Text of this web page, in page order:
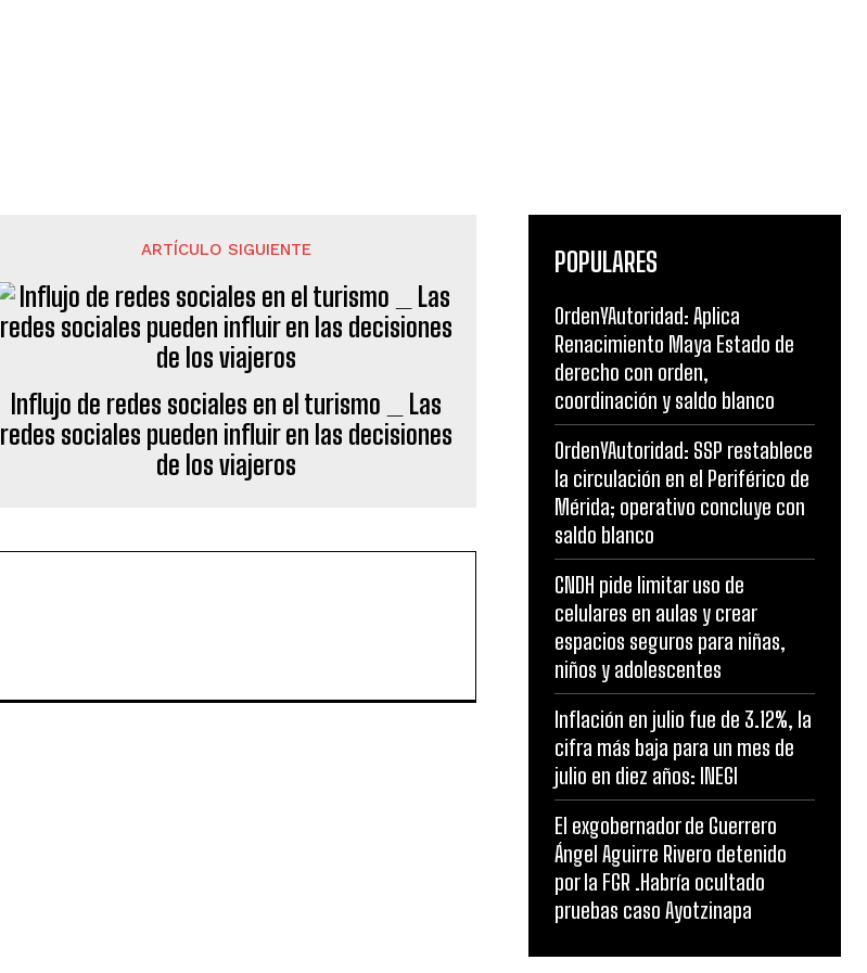
ARTÍCULO SIGUIENTE
Influjo de redes sociales en el turismo _ Las
redes sociales pueden influir en las decisiones
de los viajeros
POPULARES
OrdenYAutoridad: Aplica
Renacimiento Maya Estado de
derecho con orden,
coordinación y saldo blanco
OrdenYAutoridad: SSP restablece
la circulación en el Periférico de
Mérida; operativo concluye con
saldo blanco
CNDH pide limitar uso de
celulares en aulas y crear
espacios seguros para niñas,
niños y adolescentes
Inflación en julio fue de 3.12%, la
cifra más baja para un mes de
julio en diez años: INEGI
El exgobernador de Guerrero
Ángel Aguirre Rivero detenido
por la FGR .Habría ocultado
pruebas caso Ayotzinapa